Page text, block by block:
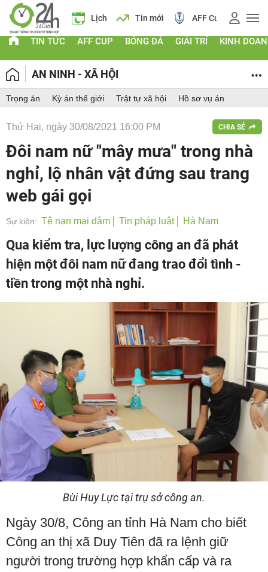
vàng Lịch Tin mới AFF Cup Giá vàng
TIN TỨC AFF CUP BÓNG ĐÁ GIẢI TRÍ KINH
AN NINH - XÃ HỘI
Trọng án Kỳ án thế giới Trật tự xã hội Hồ sơ vụ án
Thứ Hai, ngày 30/08/2021 16:00 PM CHIA SẺ
Đôi nam nữ "mây mưa" trong nhà
nghỉ, lộ nhân vật đứng sau trang
web gái gọi
Sự kiện: Tệ nạn mại dâm Tin pháp luật Hà Nam
Qua kiểm tra, lực lượng công an đã phát
hiện một đôi nam nữ đang trao đổi tình -
tiền trong một nhà nghỉ.
Bùi Huy Lực tại trụ sở công an.
Ngày 30/8, Công an tỉnh Hà Nam cho biết
Công an thị xã Duy Tiên đã ra lệnh giữ
người trong trường hợp khẩn cấp và ra